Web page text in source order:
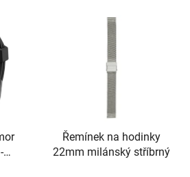
Řemínek na hodinky
22mm milánský stříbrný